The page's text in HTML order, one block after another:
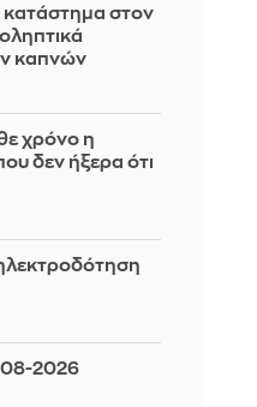
κατάστημα στον
καπνών
χρόνο η
δεν ήξερα ότι
08-2026